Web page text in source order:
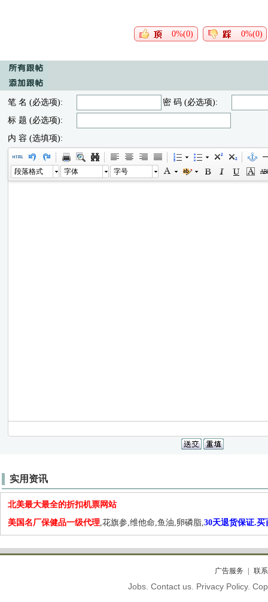
0%(0) 0%(0)
笔 名 (必选项):
密 码 (必选项):
标 题 (必选项):
内 容 (选填项):
段落格式 字体 字号
实用资讯
北美最大最全的折扣机票网站
美国名厂保健品一级代理,花旗参,维他命,鱼油,卵磷脂,30天退货保证.买
广告服务 联
Jobs. Contact us. Privacy Policy.